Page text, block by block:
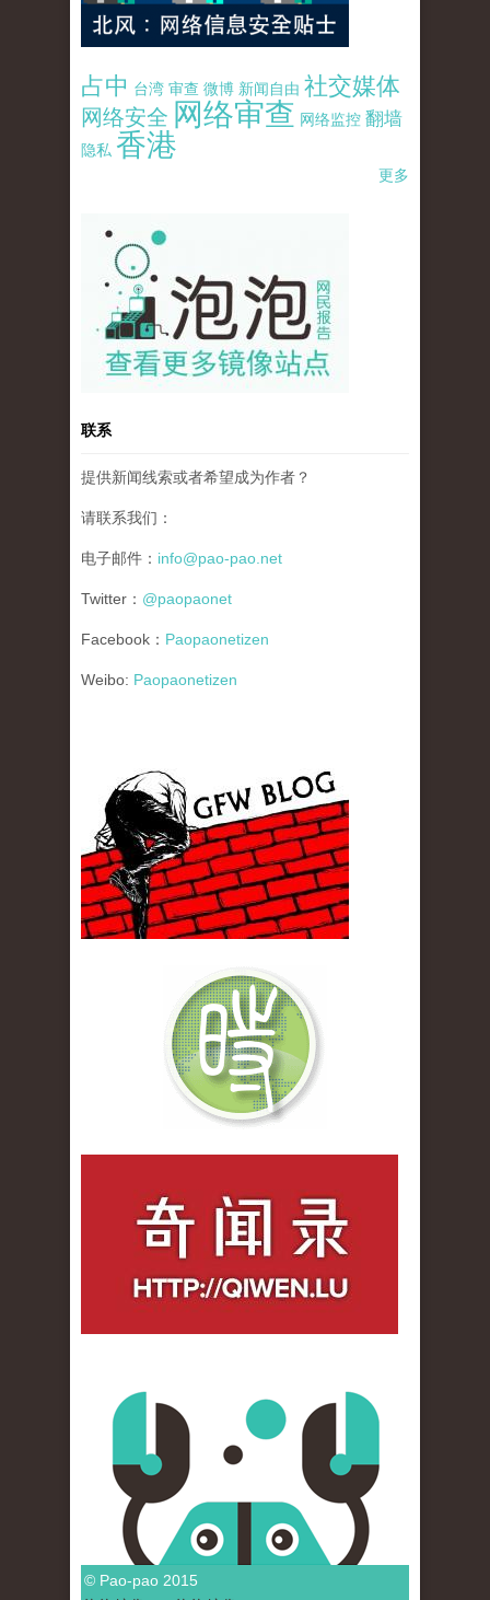
占中 台湾 审查 微博 新闻自由 社交媒体
网络安全 网络审查 网络监控 翻墙
隐私 香港
更多
pao-pao-banner-mirror-site-120814.jpg
联系
提供新闻线索或者希望成为作者？
请联系我们：
电子邮件： info@pao-pao.net
Twitter： @paopaonet
Facebook： Paopaonetizen
Weibo: Paopaonetizen
gfw_blog_small.jpg
© Pao-pao 2015